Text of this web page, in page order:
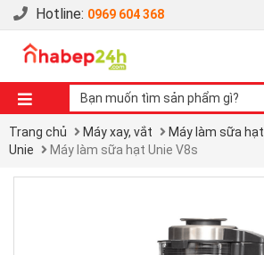
Hotline: 0969 604 368
Trang chủ Máy xay, vắt Máy làm sữa hạt
Unie
Máy làm sữa hạt Unie V8s